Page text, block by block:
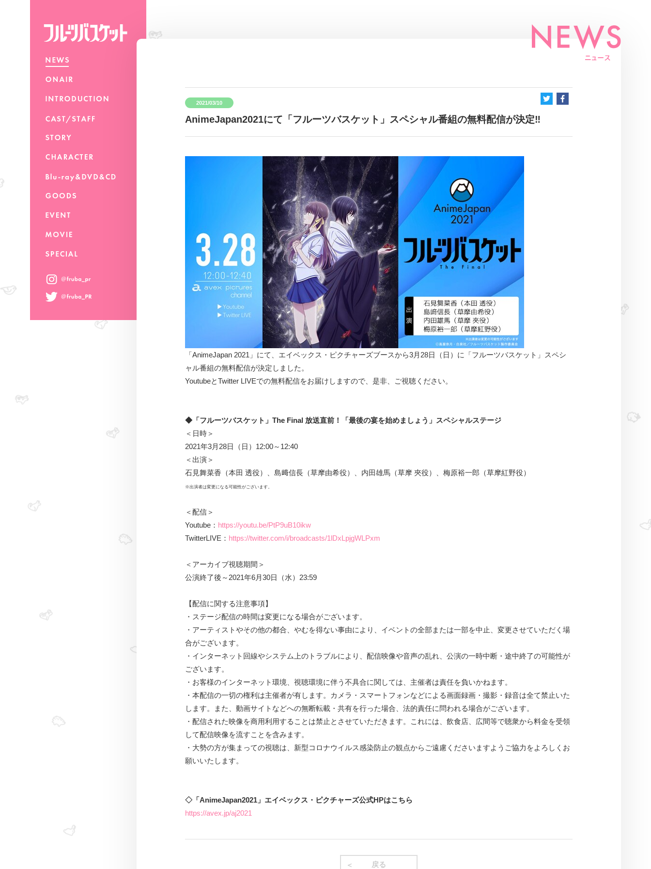
2021/03/10
AnimeJapan2021にて「フルーツバスケット」スペシャル番組の無料配信が決定‼
「AnimeJapan 2021」にて、エイベックス・ピクチャーズブースから3月28日（日）に「フルーツバスケット」スペシ
ャル番組の無料配信が決定しました。
YoutubeとTwitter LIVEでの無料配信をお届けしますので、是非、ご視聴ください。
◆「フルーツバスケット」The Final 放送直前！「最後の宴を始めましょう」スペシャルステージ
＜日時＞
2021年3月28日（日）12:00～12:40
＜出演＞
石見舞菜香（本田 透役）、島﨑信長（草摩由希役）、内田雄馬（草摩 夾役）、梅原裕一郎（草摩紅野役）
※出演者は変更になる可能性がございます。
＜配信＞
Youtube： https://youtu.be/PtP9uB10ikw
TwitterLIVE： https://twitter.com/i/broadcasts/1lDxLpjgWLPxm
＜アーカイブ視聴期間＞
公演終了後～2021年6月30日（水）23:59
【配信に関する注意事項】
・ステージ配信の時間は変更になる場合がございます。
・アーティストやその他の都合、やむを得ない事由により、イベントの全部または一部を中止、変更させていただく場
合がございます。
・インターネット回線やシステム上のトラブルにより、配信映像や音声の乱れ、公演の一時中断・途中終了の可能性が
ございます。
・お客様のインターネット環境、視聴環境に伴う不具合に関しては、主催者は責任を負いかねます。
・本配信の一切の権利は主催者が有します。カメラ・スマートフォンなどによる画面録画・撮影・録音は全て禁止いた
します。また、動画サイトなどへの無断転載・共有を行った場合、法的責任に問われる場合がございます。
・配信された映像を商用利用することは禁止とさせていただきます。これには、飲食店、広間等で聴衆から料金を受領
して配信映像を流すことを含みます。
・大勢の方が集まっての視聴は、新型コロナウイルス感染防止の観点からご遠慮くださいますようご協力をよろしくお
願いいたします。
◇ 「AnimeJapan2021」エイベックス・ピクチャーズ公式HPはこちら
https://avex.jp/aj2021
戻る